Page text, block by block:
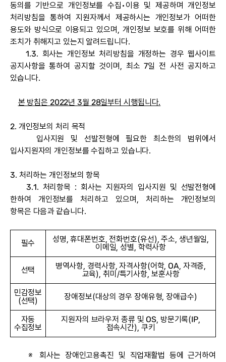
동의를 기반으로 개인정보를 수집•이용 및 제공하며 개인정보
처리방침을 통하여 지원자께서 제공하시는 개인정보가 어떠한
용도와 방식으로 이용되고 있으며, 개인정보 보호를 위해 어떠한
조치가 취해지고 있는지 알려드립니다.
1.3. 회사는 개인정보 처리방침을 개정하는 경우 웹사이트
공지사항을 통하여 공지할 것이며, 최소 7일 전 사전 공지하고
있습니다.
본 방침은 2022년 3월 28일부터 시행됩니다.
2. 개인정보의 처리 목적
입사지원 및 선발전형에 필요한 최소한의 범위에서
입사지원자의 개인정보를 수집하고 있습니다.
3. 처리하는 개인정보의 항목
3.1. 처리항목 : 회사는 지원자의 입사지원 및 선발전형에
한하여 개인정보를 처리하고 있으며, 처리하는 개인정보의
항목은 다음과 같습니다.
필수
성명, 휴대폰번호, 전화번호(유선), 주소, 생년월일,
이메일, 성별, 학력사항
선택
병역사항, 경력사항, 자격사항(어학, OA, 자격증,
교육), 취미/특기사항, 보훈사항
민감정보
(선택)
장애정보(대상의 경우 장애유형, 장애급수)
자동
수집정보
지원자의 브라우저 종류 및 OS, 방문기록(IP,
접속시간), 쿠키
※ 회사는 장애인고용촉진 및 직업재활법 등에 근거하여